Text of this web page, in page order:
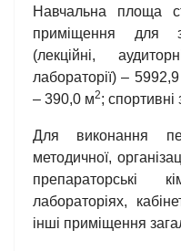
Навчальна площа
приміщення для
(лекційні,
лабораторії) –
– 390,0 м2;
Для виконання
методичної,
препараторські
лабораторіях,
інші приміщення